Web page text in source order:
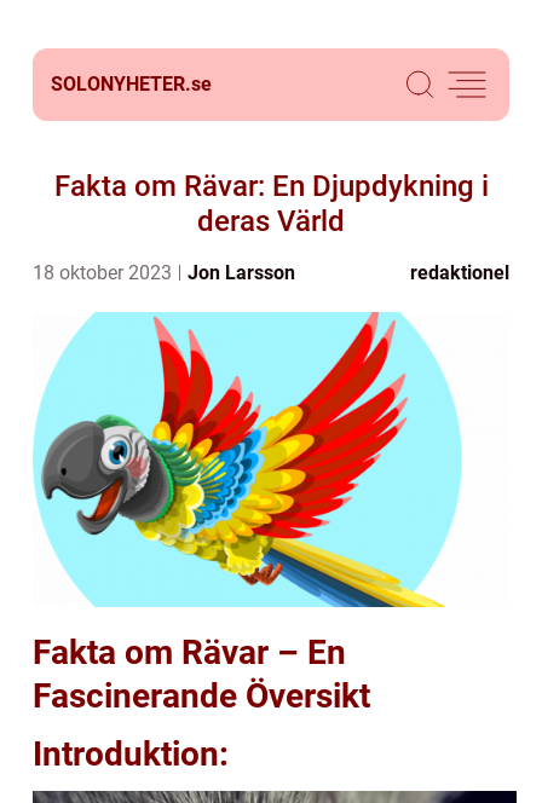
SOLONYHETER.se
Fakta om Rävar: En Djupdykning i
deras Värld
18 oktober 2023 Jon Larsson redaktionel
Fakta om Rävar – En
Fascinerande Översikt
Introduktion: